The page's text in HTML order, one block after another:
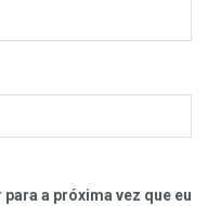
a próxima vez que eu